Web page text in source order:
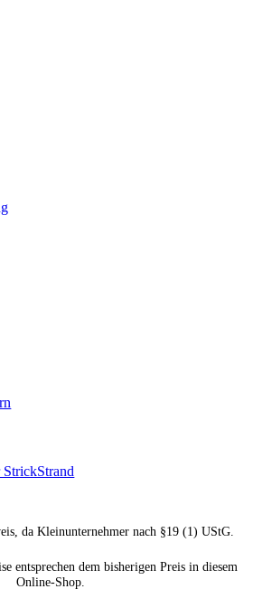
da Kleinunternehmer nach §19 (1) UStG.
entsprechen dem bisherigen Preis in diesem
Online-Shop.